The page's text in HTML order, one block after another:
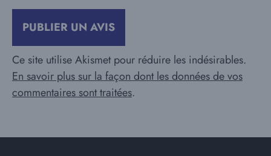
Ce site utilise Akismet pour réduire les indésirables.
En savoir plus sur la façon dont les données de vos
commentaires sont traitées.